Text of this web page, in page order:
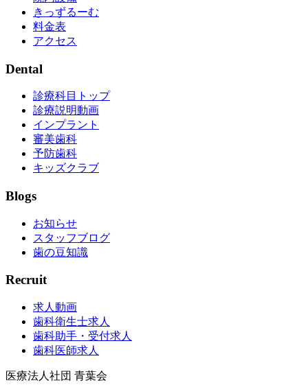
きっずるーむ
料金表
アクセス
Dental
診療科目トップ
診療説明動画
インプラント
審美歯科
予防歯科
キッズクラブ
Blogs
お知らせ
スタッフブログ
歯の豆知識
Recruit
求人動画
歯科衛生士求人
歯科助手・受付求人
歯科医師求人
医療法人社団 青葉会